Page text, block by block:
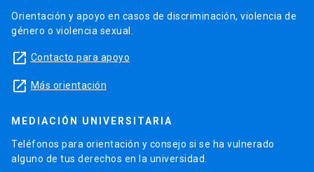
Orientación y apoyo en casos de discriminación, violencia de
género o violencia sexual.
launch Contacto para apoyo
launch Más orientación
MEDIACIÓN UNIVERSITARIA
Teléfonos para orientación y consejo si se ha vulnerado
alguno de tus derechos en la universidad.